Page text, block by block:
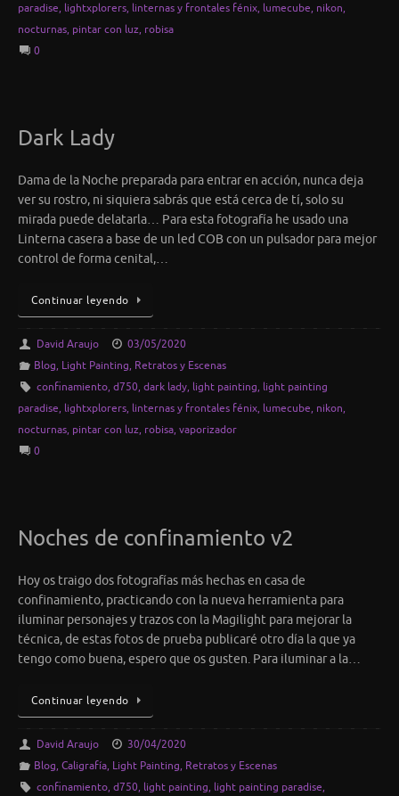
paradise, lightxplorers, linternas y frontales fénix, lumecube, nikon,
nocturnas, pintar con luz, robisa
0
Dark Lady
Dama de la Noche preparada para entrar en acción, nunca deja
ver su rostro, ni siquiera sabrás que está cerca de tí, solo su
mirada puede delatarla… Para esta fotografía he usado una
Linterna casera a base de un led COB con un pulsador para mejor
control de forma cenital,…
Continuar leyendo
David Araujo
03/05/2020
Blog, Light Painting, Retratos y Escenas
confinamiento, d750, dark lady, light painting, light painting
paradise, lightxplorers, linternas y frontales fénix, lumecube, nikon,
nocturnas, pintar con luz, robisa, vaporizador
0
Noches de confinamiento v2
Hoy os traigo dos fotografías más hechas en casa de
confinamiento, practicando con la nueva herramienta para
iluminar personajes y trazos con la Magilight para mejorar la
técnica, de estas fotos de prueba publicaré otro día la que ya
tengo como buena, espero que os gusten. Para iluminar a la…
Continuar leyendo
David Araujo
30/04/2020
Blog, Caligrafía, Light Painting, Retratos y Escenas
confinamiento, d750, light painting, light painting paradise,